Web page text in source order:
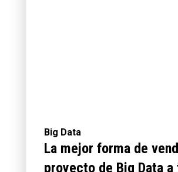
Big Data
La mejor forma de
proyecto de Big Data a